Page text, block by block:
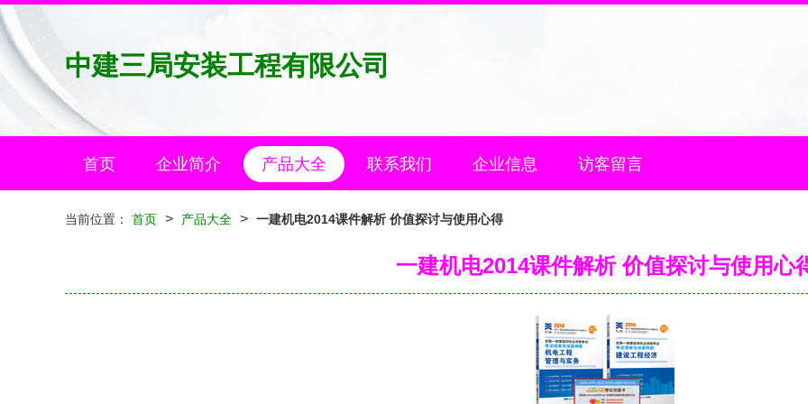
中建三局安装工程有限公司
首页 企业简介 产品大全 联系我们 企业信息 访客留言
当前位置： 首页 > 产品大全 > 一建机电2014课件解析 价值探讨与使用心得
一建机电2014课件解析 价值探讨与使用心